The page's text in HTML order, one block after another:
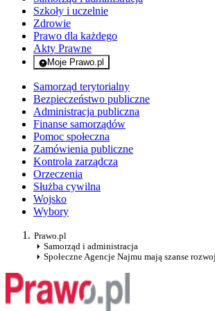
Szkoły i uczelnie
Zdrowie
Prawo dla każdego
Akty Prawne
Moje Prawo.pl
- rejestracja i logowanie do serwisu
Samorząd terytorialny
Bezpieczeństwo publiczne
Administracja publiczna
Finanse samorządów
Pomoc społeczna
Zamówienia publiczne
Kontrola zarządcza
Orzeczenia
Służba cywilna
Wojsko
Wybory
Prawo.pl
Samorząd i administracja
Społeczne Agencje Najmu mają szanse